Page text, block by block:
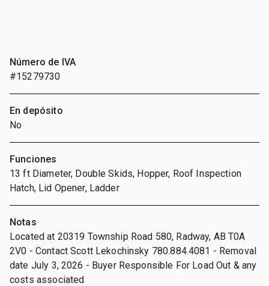
Número de IVA
#15279730
En depósito
No
Funciones
13 ft Diameter, Double Skids, Hopper, Roof Inspection
Hatch, Lid Opener, Ladder
Notas
Located at 20319 Township Road 580, Radway, AB T0A
2V0 - Contact Scott Lekochinsky 780.884.4081 - Removal
date July 3, 2026 - Buyer Responsible For Load Out & any
costs associated